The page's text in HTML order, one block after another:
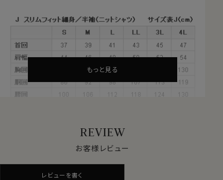
サラッとした肌ざわりと柔らかな着心地。
ナチュラルなストレッチが、動きやすい。
見た目はきちんと見えてスマート、だけど着心地は楽でリ
ラックス。
オールシーズン快適なストレスフリーのシャツ。
サラッとした肌ざわりとソフト感が心地いい、やみつきに
なる新感覚ノーストレスシャツです。
暑い夏場に着心地が悪くなる要因として、汗をなかなか
吸わない・汗でぬれた生地がなかなか乾かないといった
これらの要因を軽減することのできる素材、それがドライ
もっと見る
REVIEW
お客様レビュー
レビューを書く